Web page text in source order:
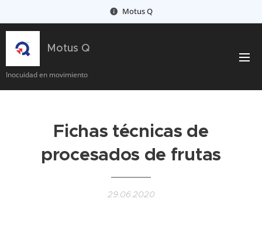
Motus Q
Motus Q
Inocuidad en movimiento
Fichas técnicas de
procesados de frutas
29.06.2020